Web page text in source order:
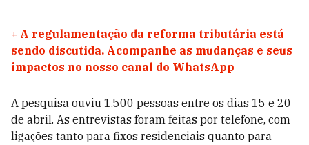
+ A regulamentação da reforma tributária está
sendo discutida. Acompanhe as mudanças e seus
impactos no nosso canal do WhatsApp
A pesquisa ouviu 1.500 pessoas entre os dias 15 e 20
de abril. As entrevistas foram feitas por telefone, com
ligações tanto para fixos residenciais quanto para